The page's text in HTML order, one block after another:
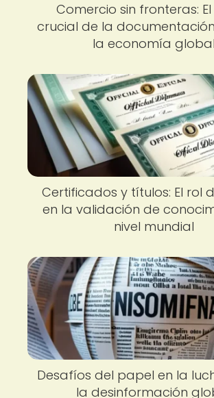
Comercio sin fronteras:
crucial de la
la economía global
Certificados y títulos: El rol
en la validación de
nivel mundial
Desafíos del papel en la
la desinformación